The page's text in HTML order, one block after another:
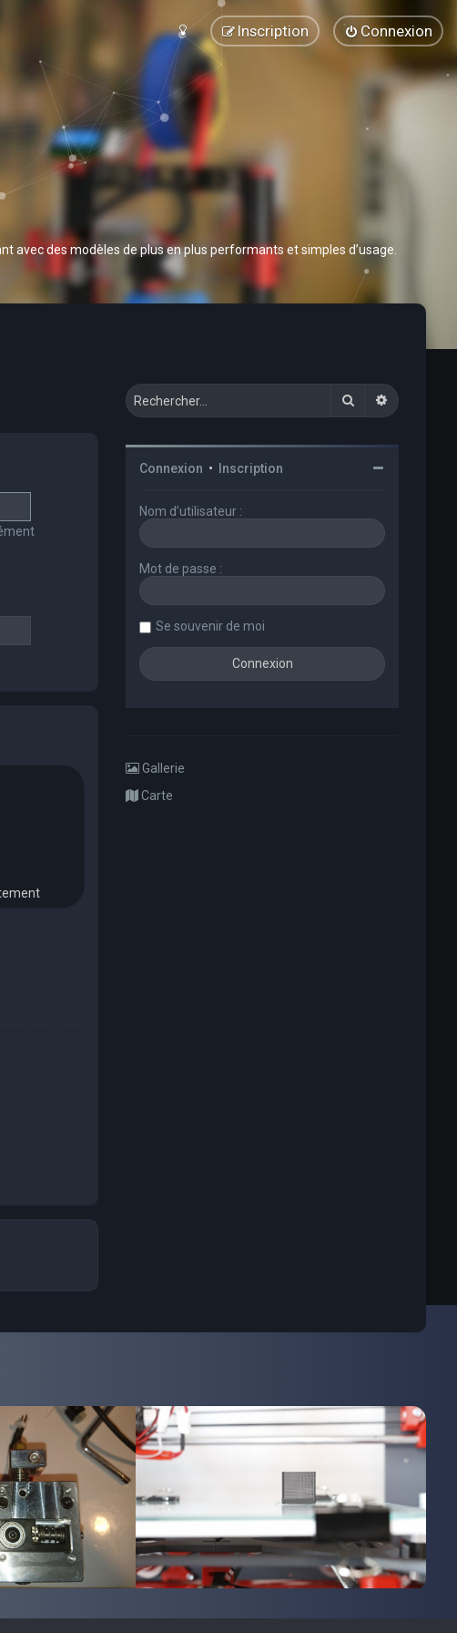
Connexion
Inscription
avec des modèles de plus en plus performants et simples d’usage.
Rechercher
Connexion • Inscription
Nom d’utilisateur :
Mot de passe :
Se souvenir de moi
Gallerie
Carte